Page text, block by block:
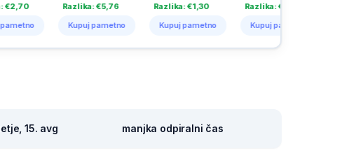
Razlika: €5,76
Kupuj pametno
Razlika: €1,30
Kupuj pametno
Razlika: €1,15
Kupuj pametno
15. avg manjka odpiralni čas